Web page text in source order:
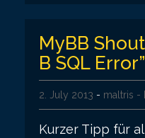
MyBB
B SQL Error”
2. July 2013 - maltris -
Kurzer Tipp für